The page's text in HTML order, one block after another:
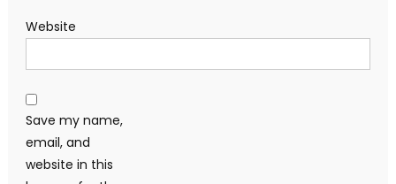
Website
Save my name,
email, and
website in this